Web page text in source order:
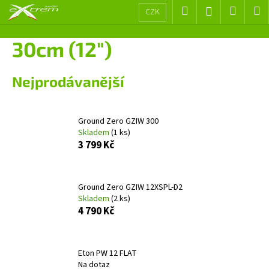
Přejít
CZK Hledat Přihlášení
košík
30cm (12")
Nejprodávanější
Ground Zero GZIW 300
Skladem (1 ks)
3 799 Kč
Ground Zero GZIW 12XSPL-D2
Skladem (2 ks)
4 790 Kč
Eton PW 12 FLAT
Na dotaz
š
o